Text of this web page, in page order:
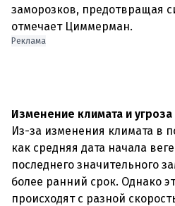
заморозков, предотвращая
отмечает Циммерман.
Реклама
Изменение климата и
Из-за изменения климата в
как средняя дата начала
последнего значительного
более ранний срок. Однако
происходят с разной